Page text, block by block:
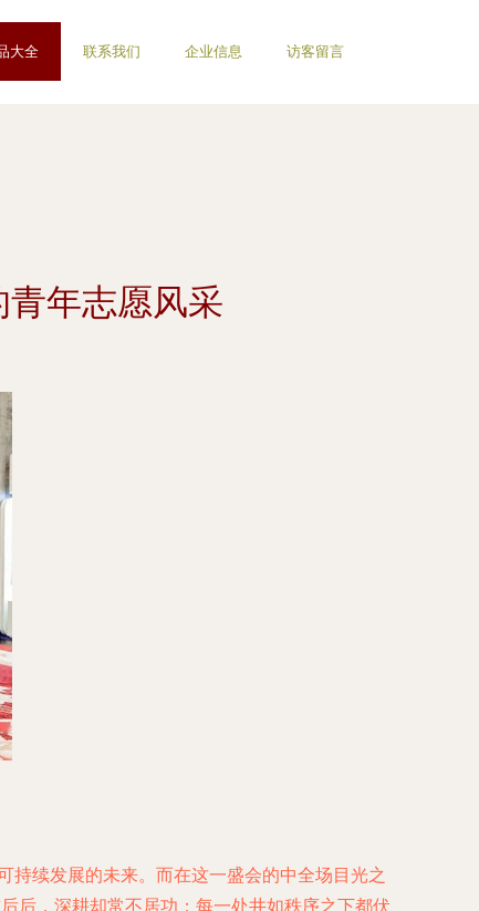
大全 联系我们 企业信息 访客留言
年志愿风采
持续发展的未来。而在这一盛会的中全场目光之
后，深耕却常不居功：每一处井如秩序之下都伏